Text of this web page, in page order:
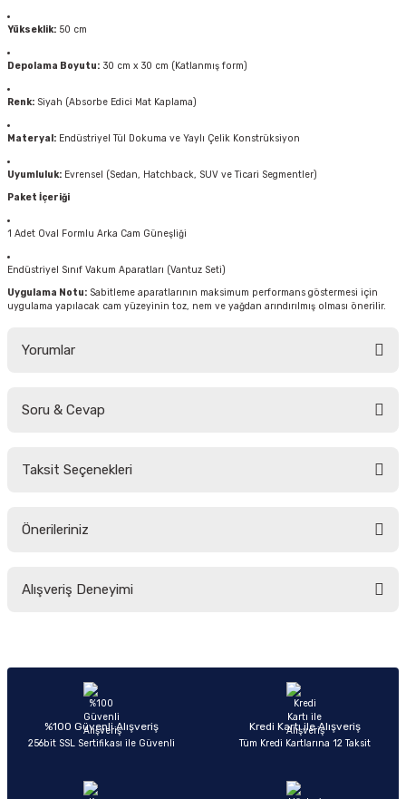
Yükseklik: 50 cm
Depolama Boyutu: 30 cm x 30 cm (Katlanmış form)
Renk: Siyah (Absorbe Edici Mat Kaplama)
Materyal: Endüstriyel Tül Dokuma ve Yaylı Çelik Konstrüksiyon
Uyumluluk: Evrensel (Sedan, Hatchback, SUV ve Ticari Segmentler)
Paket İçeriği
1 Adet Oval Formlu Arka Cam Güneşliği
Endüstriyel Sınıf Vakum Aparatları (Vantuz Seti)
Uygulama Notu: Sabitleme aparatlarının maksimum performans göstermesi için
uygulama yapılacak cam yüzeyinin toz, nem ve yağdan arındırılmış olması önerilir.
Yorumlar
Soru & Cevap
Taksit Seçenekleri
Önerileriniz
yetersiz gördüğünüz noktaları öneri formunu kullanarak tarafımıza
Ürün açıklamasında eksik bilgiler bulunuyor.
Ürün bilgilerinde hatalar bulunuyor.
Ürün fiyatı diğer sitelerden daha pahalı.
Alışveriş Deneyimi
Sitemize ilk yorumu siz yapın!
%100 Güvenli Alışveriş
256bit SSL Sertifikası ile Güvenli
Kredi Kartı ile Alışveriş
Tüm Kredi Kartlarına 12 Taksit